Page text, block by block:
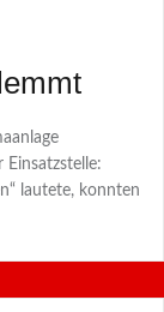
lautete, konnten